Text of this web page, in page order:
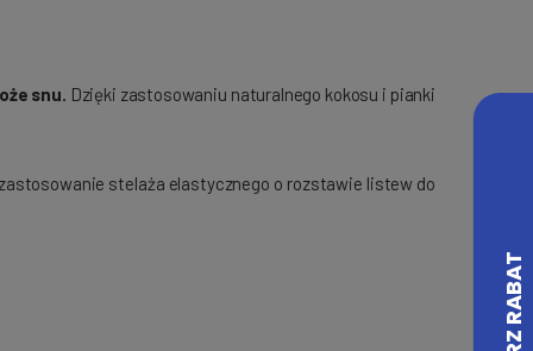
snu. Dzięki zastosowaniu naturalnego kokosu i pianki
stelaża elastycznego o rozstawie listew do